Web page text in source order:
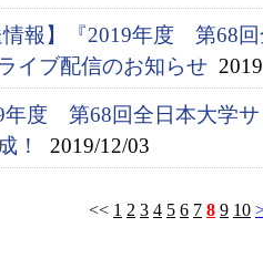
情報】『2019年度 第68
イブ配信のお知らせ
年度 第68回全日本大学
！
2019/12/03
<< 1 2 3 4 5 6 7 8 9 10